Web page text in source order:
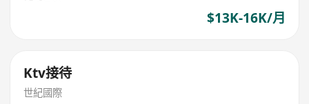
$13K-16K/月
Ktv接待
世紀國際